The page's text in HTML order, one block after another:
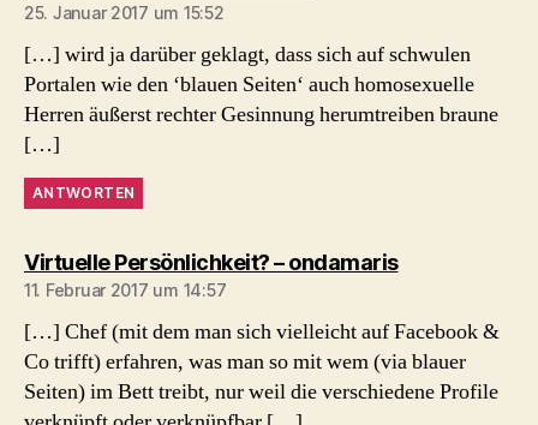
25. Januar 2017 um 15:52
[…] wird ja darüber geklagt, dass sich auf schwulen
Portalen wie den ‘blauen Seiten‘ auch homosexuelle
Herren äußerst rechter Gesinnung herumtreiben braune
[…]
ANTWORTEN
Virtuelle Persönlichkeit? – ondamarissagt:
11. Februar 2017 um 14:57
[…] Chef (mit dem man sich vielleicht auf Facebook &
Co trifft) erfahren, was man so mit wem (via blauer
Seiten) im Bett treibt, nur weil die verschiedene Profile